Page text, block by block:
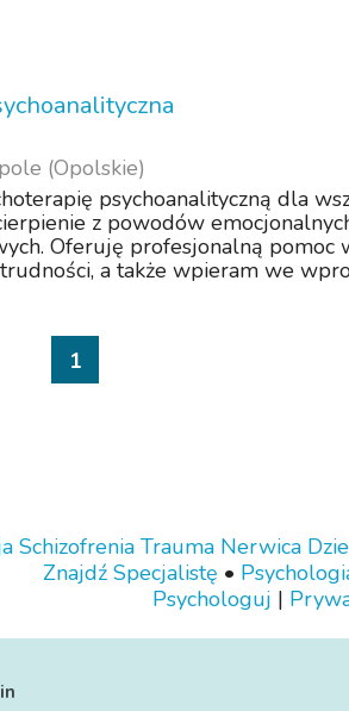
(Opolskie)
psychoanalityczną dla
z powodów
Oferuję profesjonalną pomoc
a także wpieram we
1
Schizofrenia Trauma Nerwica
Znajdź Specjalistę •
Psychologuj |